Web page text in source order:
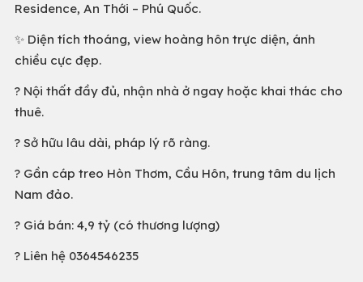
Residence, An Thới – Phú Quốc.
✨ Diện tích thoáng, view hoàng hôn trực diện, ánh
chiều cực đẹp.
? Nội thất đầy đủ, nhận nhà ở ngay hoặc khai thác cho
thuê.
? Sở hữu lâu dài, pháp lý rõ ràng.
? Gần cáp treo Hòn Thơm, Cầu Hôn, trung tâm du lịch
Nam đảo.
? Giá bán: 4,9 tỷ (có thương lượng)
? Liên hệ 0364546235